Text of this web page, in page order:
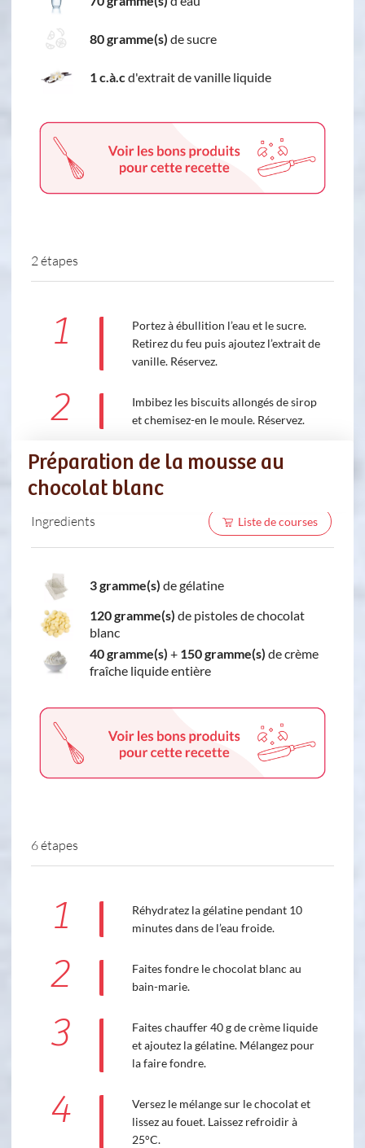
80 gramme(s) de sucre
1 c.à.cd'extrait de vanille liquide
2 étapes
1
Portez à ébullition l’eau et le sucre.
Retirez du feu puis ajoutez l’extrait de
vanille. Réservez.
2
Imbibez les biscuits allongés de sirop
et chemisez-en le moule. Réservez.
Préparation de la mousse au
chocolat blanc
Ingredients Liste de courses
3 gramme(s) de gélatine
120 gramme(s) de pistoles de chocolat
blanc
40 gramme(s) + 150 gramme(s) de crème
fraîche liquide entière
6 étapes
1
Réhydratez la gélatine pendant 10
minutes dans de l’eau froide.
2
Faites fondre le chocolat blanc au
bain-marie.
3
Faites chauffer 40 g de crème liquide
et ajoutez la gélatine. Mélangez pour
la faire fondre.
4
Versez le mélange sur le chocolat et
lissez au fouet. Laissez refroidir à
25°C.